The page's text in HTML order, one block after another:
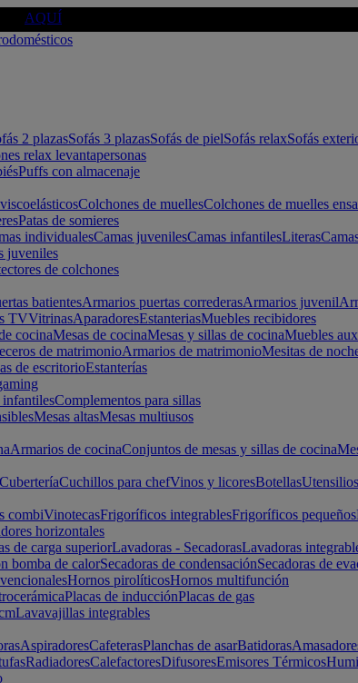
AQUÍ
2 plazasSofás 3 plazasSofás de pielSofás relaxSofás
relax levantapersonas
Puffs con almacenaje
Colchones de muellesColchones de muelles
Patas de somieres
individualesCamas juvenilesCamas infantilesLiteras
juveniles
de colchones
batientesArmarios puertas correderasArmarios juvenil
TVVitrinasAparadoresEstanteriasMuebles recibidores
cocinaMesas de cocinaMesas y sillas de cocinaMuebles
de matrimonioArmarios de matrimonioMesitas de
de escritorioEstanterías
Complementos para sillas
Mesas altasMesas multiusos
Armarios de cocinaConjuntos de mesas y sillas de cocina
CuberteríaCuchillos para chefVinos y licoresBotellas
combiVinotecasFrigoríficos integrablesFrigoríficos pequeños
horizontales
de carga superiorLavadoras - SecadorasLavadoras
bomba de calorSecadoras de condensaciónSecadoras de
Hornos pirolíticosHornos multifunción
Placas de inducciónPlacas de gas
Lavavajillas integrables
AspiradoresCafeterasPlanchas de asarBatidoras
RadiadoresCalefactoresDifusoresEmisores Térmicos